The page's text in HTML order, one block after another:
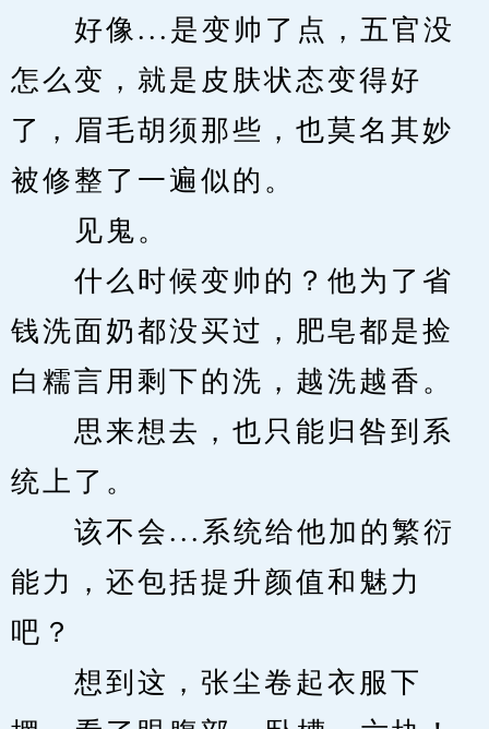
好像...是变帅了点，五官没
怎么变，就是皮肤状态变得好
了，眉毛胡须那些，也莫名其妙
被修整了一遍似的。
见鬼。
什么时候变帅的？他为了省
钱洗面奶都没买过，肥皂都是捡
白糯言用剩下的洗，越洗越香。
思来想去，也只能归咎到系
统上了。
该不会...系统给他加的繁衍
能力，还包括提升颜值和魅力
吧？
想到这，张尘卷起衣服下